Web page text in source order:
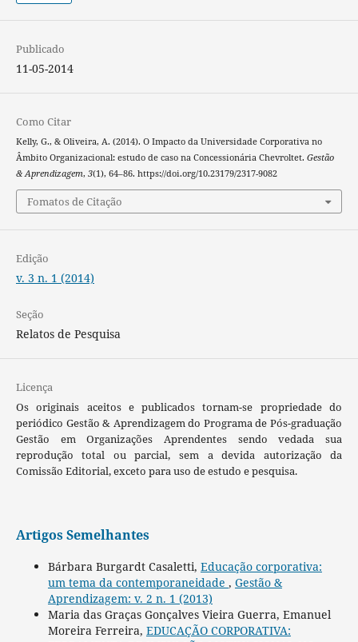
Publicado
11-05-2014
Como Citar
Kelly, G., & Oliveira, A. (2014). O Impacto da Universidade Corporativa no
Âmbito Organizacional: estudo de caso na Concessionária Chevroltet. Gestão
& Aprendizagem, 3(1), 64–86. https://doi.org/10.23179/2317-9082
Fomatos de Citação
Edição
v. 3 n. 1 (2014)
Seção
Relatos de Pesquisa
Licença
Os originais aceitos e publicados tornam-se propriedade do
periódico Gestão & Aprendizagem do Programa de Pós-graduação
Gestão em Organizações Aprendentes sendo vedada sua
reprodução total ou parcial, sem a devida autorização da
Comissão Editorial, exceto para uso de estudo e pesquisa.
Artigos Semelhantes
Bárbara Burgardt Casaletti, Educação corporativa:
um tema da contemporaneidade , Gestão &
Aprendizagem: v. 2 n. 1 (2013)
Maria das Graças Gonçalves Vieira Guerra, Emanuel
Moreira Ferreira, EDUCAÇÃO CORPORATIVA: